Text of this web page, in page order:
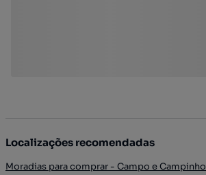
Localizações recomendadas
Moradias para comprar - Campo e Campinho